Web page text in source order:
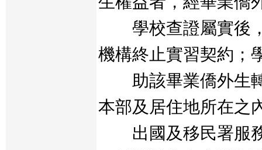
學校查證屬實後，
機構終止實習契約；
助該畢業僑外生轉
本部及居住地所在之
出國及移民署服